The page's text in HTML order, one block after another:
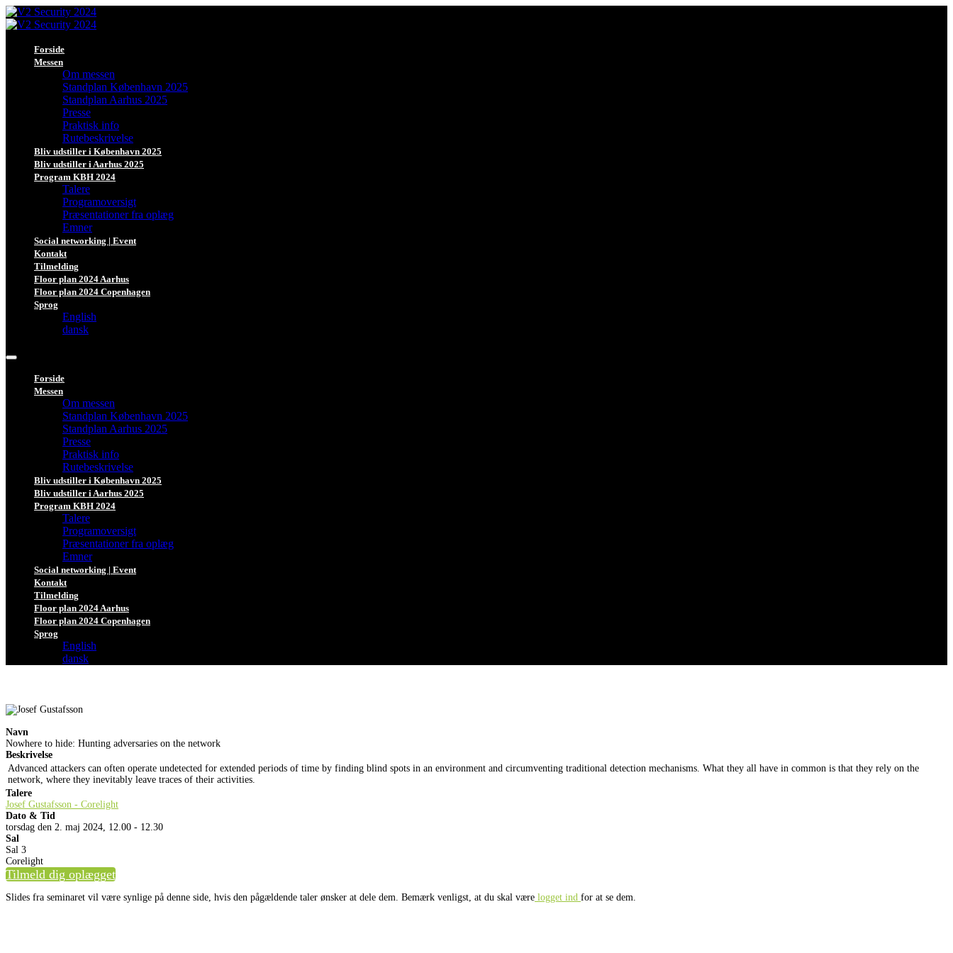
Forside
Messen
Om messen
Standplan København 2025
Standplan Aarhus 2025
Presse
Praktisk info
Rutebeskrivelse
Bliv udstiller i København 2025
Bliv udstiller i Aarhus 2025
Program KBH 2024
Talere
Programoversigt
Præsentationer fra oplæg
Emner
Social networking | Event
Kontakt
Tilmelding
Floor plan 2024 Aarhus
Floor plan 2024 Copenhagen
Sprog
English
dansk
Forside
Messen
Om messen
Standplan København 2025
Standplan Aarhus 2025
Presse
Praktisk info
Rutebeskrivelse
Bliv udstiller i København 2025
Bliv udstiller i Aarhus 2025
Program KBH 2024
Talere
Programoversigt
Præsentationer fra oplæg
Emner
Social networking | Event
Kontakt
Tilmelding
Floor plan 2024 Aarhus
Floor plan 2024 Copenhagen
Sprog
English
dansk
Navn
Nowhere to hide: Hunting adversaries on the network
Beskrivelse
Advanced attackers can often operate undetected for extended periods of time by finding blind spots in an environment and circumventing traditional detection mechanisms. What they all have in common is that they rely on the
network, where they inevitably leave traces of their activities.
Talere
Josef Gustafsson - Corelight
Dato & Tid
torsdag den 2. maj 2024, 12.00 - 12.30
Sal
Sal 3
Corelight
Tilmeld dig oplægget
Slides fra seminaret vil være synlige på denne side, hvis den pågældende taler ønsker at dele dem. Bemærk venligst, at du skal være logget ind for at se dem.